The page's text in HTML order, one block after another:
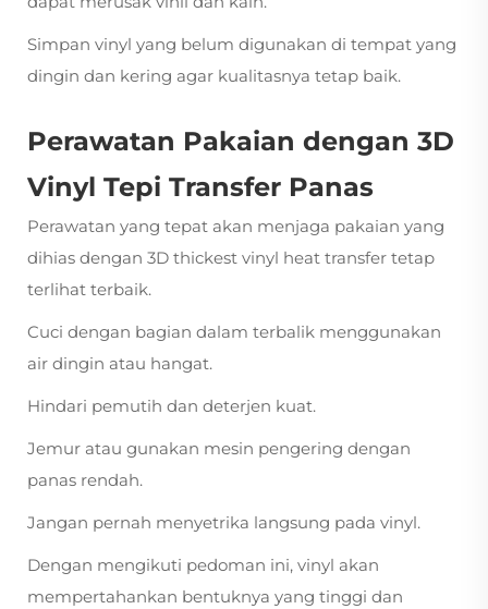
Simpan vinyl yang belum digunakan di tempat yang
dingin dan kering agar kualitasnya tetap baik.
Perawatan Pakaian dengan 3D
Vinyl Tepi Transfer Panas
Perawatan yang tepat akan menjaga pakaian yang
dihias dengan 3D thickest vinyl heat transfer tetap
terlihat terbaik.
Cuci dengan bagian dalam terbalik menggunakan
air dingin atau hangat.
Hindari pemutih dan deterjen kuat.
Jemur atau gunakan mesin pengering dengan
panas rendah.
Jangan pernah menyetrika langsung pada vinyl.
Dengan mengikuti pedoman ini, vinyl akan
mempertahankan bentuknya yang tinggi dan